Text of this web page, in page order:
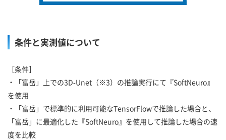
条件と実測値について
［条件］
・「富岳」上での3D-Unet（※3）の推論実行にて『SoftNeuro』
を使用
・「富岳」で標準的に利用可能なTensorFlowで推論した場合と、
「富岳」に最適化した『SoftNeuro』を使用して推論した場合の速
度を比較